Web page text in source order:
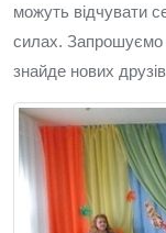
можуть відчувати
силах. Запрошуємо
знайде нових